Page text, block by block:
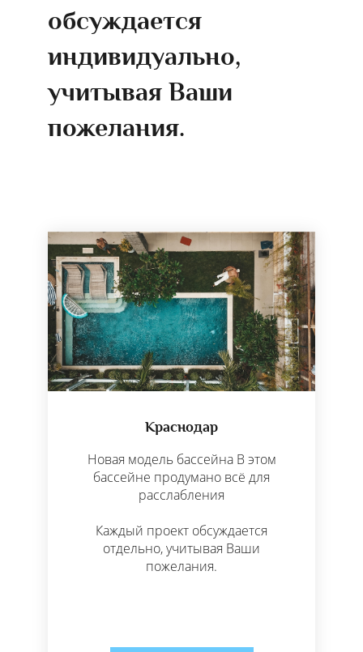
обсуждается
индивидуально,
учитывая Ваши
пожелания.
Краснодар
Новая модель бассейна В этом
бассейне продумано всё для
расслабления
Каждый проект обсуждается
отдельно, учитывая Ваши
пожелания.